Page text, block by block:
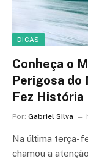
DICAS
Conheça o
Perigosa do
Fez História
Por: Gabriel Silva
Na última terça-
chamou a